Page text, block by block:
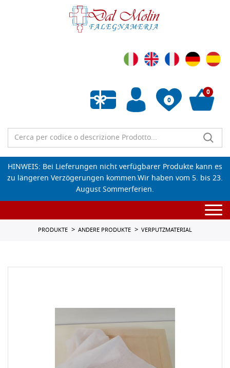
0
Wunschliste leeren
0
HINWEIS: Bei Lieferungen nicht verfügbarer Produkte kann es
zu längeren Verzögerungen kommen.Wir haben vom 5. bis 23.
August Sommerferien.
PRODUKTE ANDERE PRODUKTE VERPUTZMATERIAL